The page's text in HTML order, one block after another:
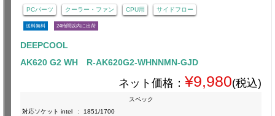
PCパーツ クーラー・ファン CPU用 サイドフロー
送料無料 24時間以内に出荷
DEEPCOOL
AK620 G2 WH R-AK620G2-WHNNMN-GJD
ネット価格： ¥9,980(税込)
スペック
対応ソケット intel
:
1851/1700